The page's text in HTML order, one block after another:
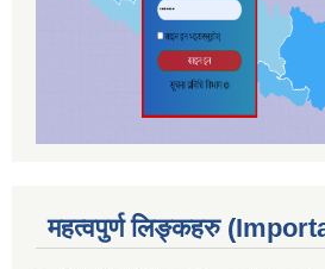
महत्वपुर्ण लिङ्कहरु